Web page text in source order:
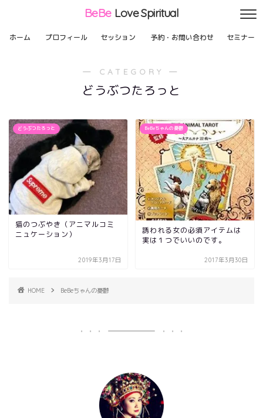
BeBe Love Spiritual
ホーム プロフィール セッション 予約・お問い合わせ セミナー
― CATEGORY ―
どうぶつたろっと
どうぶつたろっと
猫のつぶやき（アニマルコミ
ニュケーション）
2019年3月17日
BeBeちゃんの憂鬱
誘われる女の必須アイテムは
実は１つでいいのです。
2017年3月30日
HOME BeBeちゃんの憂鬱